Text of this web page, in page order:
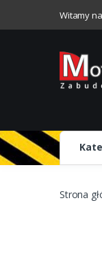
Witamy
Strona